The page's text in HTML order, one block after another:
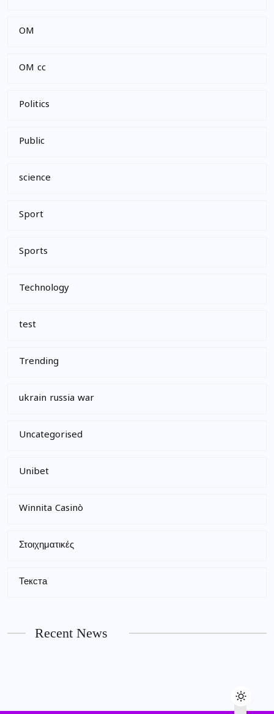
OM
OM cc
Politics
Public
science
Sport
Sports
Technology
test
Trending
ukrain russia war
Uncategorised
Unibet
Winnita Casinò
Στοιχηματικές
Текста
Recent News